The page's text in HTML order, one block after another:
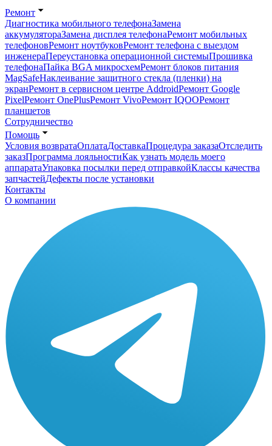
Ремонт
Диагностика мобильного телефонаЗамена
аккумулятораЗамена дисплея телефонаРемонт мобильных
телефоновРемонт ноутбуковРемонт телефона с выездом
инженераПереустановка операционной системыПрошивка
телефонаПайка BGA микросхемРемонт блоков питания
MagSafeНаклеивание защитного стекла (пленки) на
экранРемонт в сервисном центре AddroidРемонт Google
PixelРемонт OnePlusРемонт VivoРемонт IQOOРемонт
планшетов
Сотрудничество
Помощь
Условия возвратаОплатаДоставкаПроцедура заказаОтследить
заказПрограмма лояльностиКак узнать модель моего
аппаратаУпаковка посылки перед отправкойКлассы качества
запчастейДефекты после установки
Контакты
О компании